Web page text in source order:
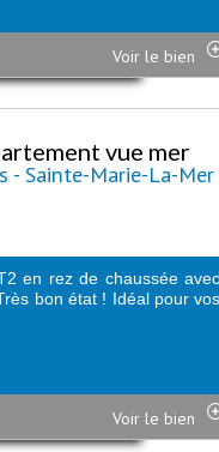
Voir le bien
vue mer
- Sainte-Marie-La-Mer
en rez de chaussée avec
bon état ! Idéal pour vos
Voir le bien